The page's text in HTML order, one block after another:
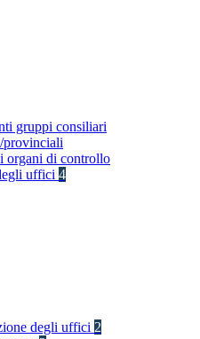
gruppi consiliari
provinciali
organi di controllo
uffici 4
degli uffici 2